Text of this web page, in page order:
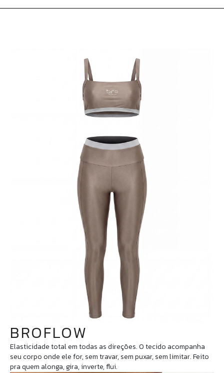
BROFLOW
Elasticidade total em todas as direções. O tecido acompanha
seu corpo onde ele for, sem travar, sem puxar, sem limitar. Feito
pra quem alonga, gira, inverte, flui.